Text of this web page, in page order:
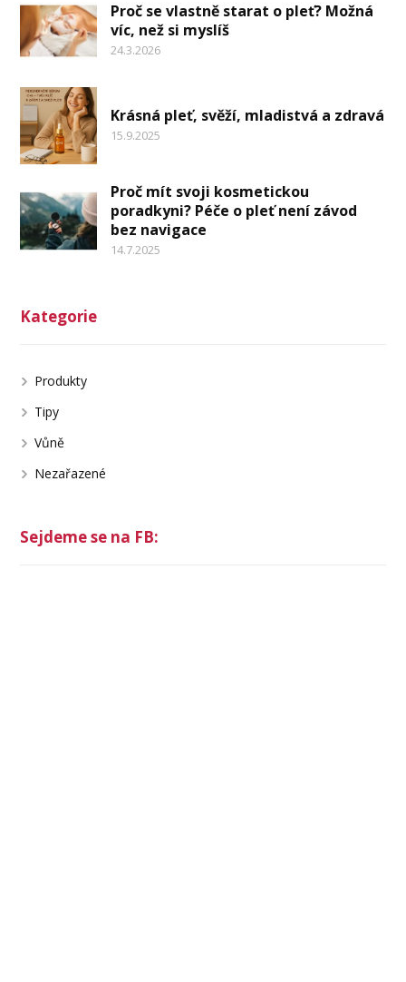
Proč se vlastně starat o pleť? Možná
víc, než si myslíš
24.3.2026
Krásná pleť, svěží, mladistvá a zdravá
15.9.2025
Proč mít svoji kosmetickou
poradkyni? Péče o pleť není závod
bez navigace
14.7.2025
Kategorie
Produkty
Tipy
Vůně
Nezařazené
Sejdeme se na FB: